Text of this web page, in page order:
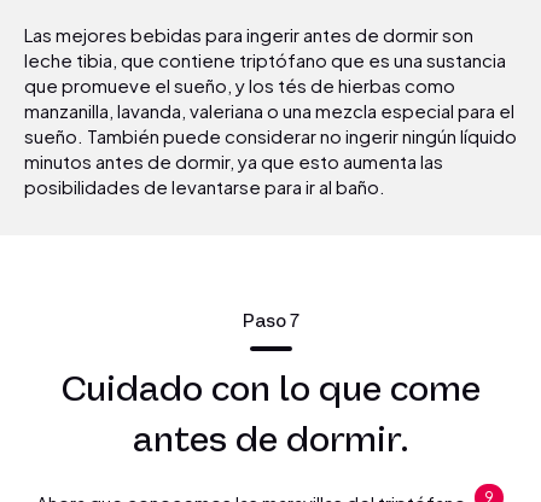
Las mejores bebidas para ingerir antes de dormir son
leche tibia, que contiene triptófano que es una sustancia
que promueve el sueño, y los tés de hierbas como
manzanilla, lavanda, valeriana o una mezcla especial para el
sueño. También puede considerar no ingerir ningún líquido
minutos antes de dormir, ya que esto aumenta las
posibilidades de levantarse para ir al baño.
Paso 7
Cuidado con lo que come
antes de dormir.
9